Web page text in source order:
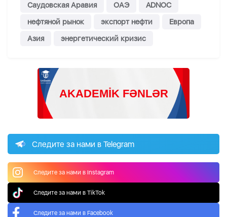
Саудовская Аравия
ОАЭ
ADNOC
нефтяной рынок
экспорт нефти
Европа
Азия
энергетический кризис
Следите за нами в Telegram
Следите за нами в Instagram
Следите за нами в TikTok
Следите за нами в Facebook